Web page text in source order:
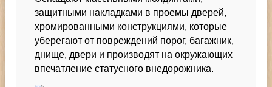
защитными накладками в проемы дверей,
хромированными конструкциями, которые
уберегают от повреждений порог, багажник,
днище, двери и производят на окружающих
впечатление статусного внедорожника.